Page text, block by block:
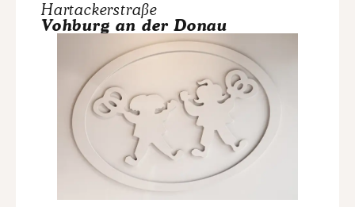
Hartackerstraße
Vohburg an der Donau